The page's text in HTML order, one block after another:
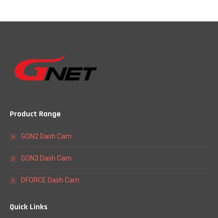
Product Range
GON2 Dash Cam
GON3 Dash Cam
DFORCE Dash Cam
Quick Links